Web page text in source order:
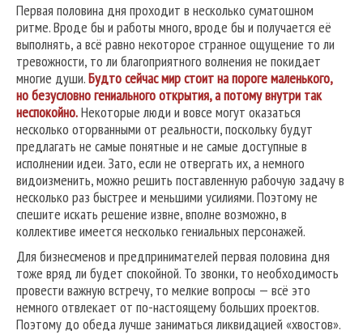
Первая половина дня проходит в несколько суматошном
ритме. Вроде бы и работы много, вроде бы и получается её
выполнять, а всё равно некоторое странное ощущение то ли
тревожности, то ли благоприятного волнения не покидает
многие души.Будто сейчас мир стоит на пороге маленького,
но безусловно гениального открытия, а потому внутри так
неспокойно.Некоторые люди и вовсе могут оказаться
несколько оторванными от реальности, поскольку будут
предлагать не самые понятные и не самые доступные в
исполнении идеи. Зато, если не отвергать их, а немного
видоизменить, можно решить поставленную рабочую задачу в
несколько раз быстрее и меньшими усилиями. Поэтому не
спешите искать решение извне, вполне возможно, в
коллективе имеется несколько гениальных персонажей.
Для бизнесменов и предпринимателей первая половина дня
тоже вряд ли будет спокойной. То звонки, то необходимость
провести важную встречу, то мелкие вопросы — всё это
немного отвлекает от по-настоящему больших проектов.
Поэтому до обеда лучше заниматься ликвидацией «хвостов».